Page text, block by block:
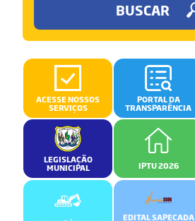
BUSCAR
ACESSE NOSSOS
SERVIÇOS
PORTAL DA
TRANSPARÊNCIA
LEGISLAÇÃO
MUNICIPAL IPTU 2026
EDITAL SAPECADA